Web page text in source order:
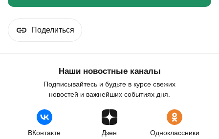
Поделиться
Наши новостные каналы
Подписывайтесь и будьте в курсе свежих
новостей и важнейших событиях дня.
ВКонтакте Дзен Одноклассники